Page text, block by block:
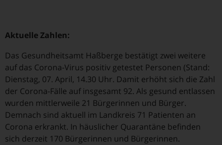
Aktuelle Zahlen:
Das Gesundheitsamt Haßberge bestätigt zwei weitere
auf das Corona-Virus positiv getestet Personen (Stand:
Dienstag, 07. April, 14.30 Uhr. Damit erhöht sich die Zahl
der Corona-Fälle auf insgesamt 92. Als gesund entlassen
wurden mittlerweile 21 Bürgerinnen und Bürger.
Demnach sind aktuell im Landkreis 71 Patienten an
Corona erkrankt. In häuslicher Quarantäne befinden
sich derzeit 170 Bürgerinnen und Bürgerinnen.